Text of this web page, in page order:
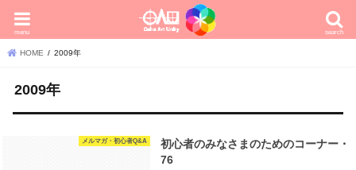
search
menu
HOME 2009年
2009年
メルマガ・初心者Q&A
初心者のみなさまのためのコーナー・
76